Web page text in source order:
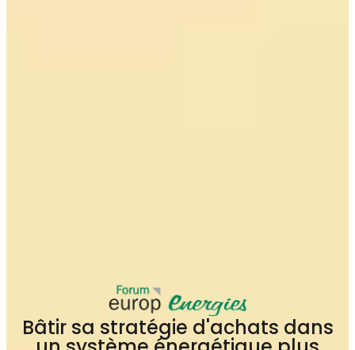
Bâtir sa stratégie d'achats dans